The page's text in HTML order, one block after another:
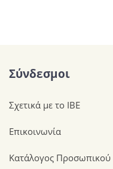
Σύνδεσμοι
Σχετικά με το ΙΒΕ
Επικοινωνία
Κατάλογος Προσωπικού